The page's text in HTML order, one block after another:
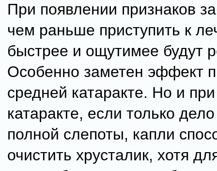
При появлении признаков
чем раньше приступить к
быстрее и ощутимее будут
Особенно заметен эффект
средней катаракте. Но и
катаракте, если только
полной слепоты, капли
очистить хрусталик, хотя